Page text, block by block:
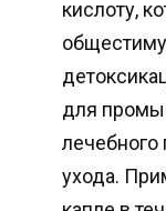
кислоту,
для
лечебного
ухода.